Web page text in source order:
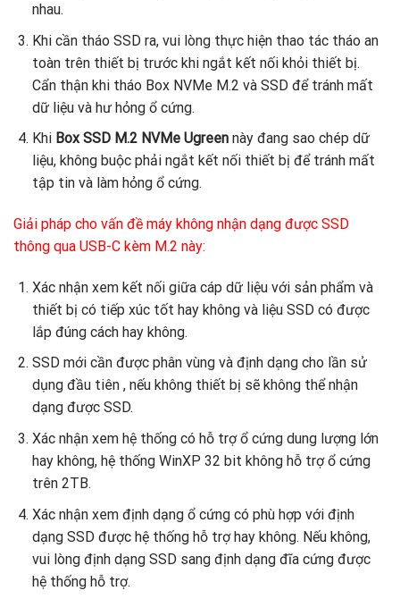
nhau.
Khi cần tháo SSD ra, vui lòng thực hiện thao tác tháo an
toàn trên thiết bị trước khi ngắt kết nối khỏi thiết bị.
Cẩn thận khi tháo Box NVMe M.2 và SSD để tránh mất
dữ liệu và hư hỏng ổ cứng.
Khi Box SSD M.2 NVMe Ugreennày đang sao chép dữ
liệu, không buộc phải ngắt kết nối thiết bị để tránh mất
tập tin và làm hỏng ổ cứng.
Giải pháp cho vấn đề máy không nhận dạng được SSD
thông qua USB-C kèm M.2 này:
Xác nhận xem kết nối giữa cáp dữ liệu với sản phẩm và
thiết bị có tiếp xúc tốt hay không và liệu SSD có được
lắp đúng cách hay không.
SSD mới cần được phân vùng và định dạng cho lần sử
dụng đầu tiên , nếu không thiết bị sẽ không thể nhận
dạng được SSD.
Xác nhận xem hệ thống có hỗ trợ ổ cứng dung lượng lớn
hay không, hệ thống WinXP 32 bit không hỗ trợ ổ cứng
trên 2TB.
Xác nhận xem định dạng ổ cứng có phù hợp với định
dạng SSD được hệ thống hỗ trợ hay không. Nếu không,
vui lòng định dạng SSD sang định dạng đĩa cứng được
hệ thống hỗ trợ.